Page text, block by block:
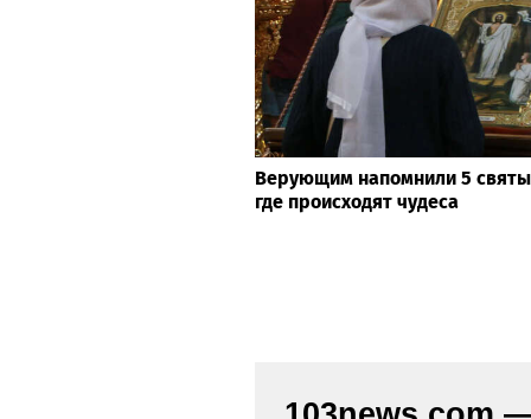
Верующим напомнили 5
где происходят чудеса